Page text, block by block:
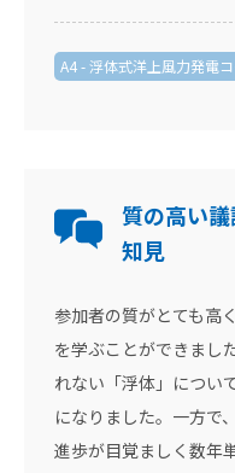
A4 - 浮体式洋上風力発電コ
質の高い
知見
参加者の質がとても高
を学ぶことができまし
れない「浮体」につい
になりました。一方で
進歩が目覚ましく数年